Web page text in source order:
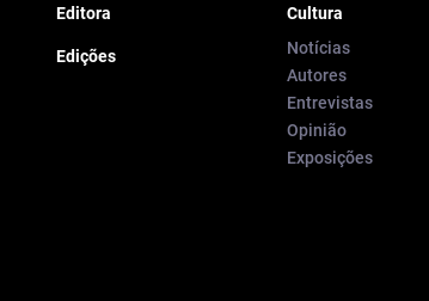
Editora
Edições
Cultura
Notícias
Autores
Entrevistas
Opinião
Exposições